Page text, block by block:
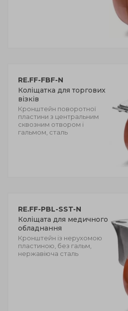
RE.FF-FBF-N
Коліщатка для торгових
візків
Кронштейн поворотної
пластини з центральним
сквозним отвором і
гальмом, сталь
RE.FF-PBL-SST-N
Коліщата для медичного
обладнання
Кронштейн із нерухомою
пластиною, без гальм,
нержавіюча сталь